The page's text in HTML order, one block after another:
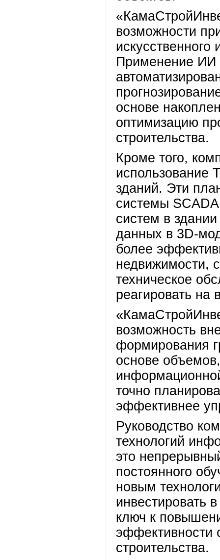
возможности
искусственного
Применение ИИ
основе
оптимизацию
строительства.
Кроме того,
использование
зданий. Эти
системы
систем в
данных в 3D-
более
недвижимости,
техническое
реагировать
возможность
формирования
основе
точно
эффективнее
Руководство
технологий
это
постоянного
новым
инвестировать
ключ к
эффективности
строительства.